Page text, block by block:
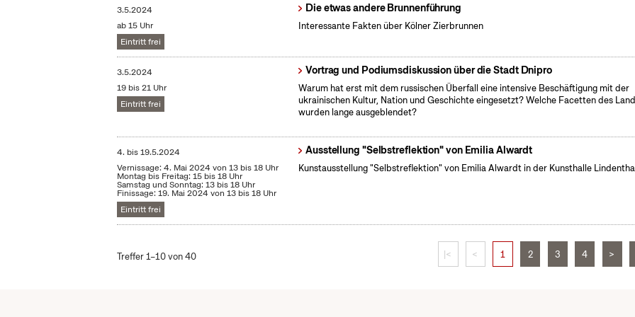
3.5.2024
ab 15 Uhr
Eintritt frei
Die etwas andere Brunnenführung
Interessante Fakten über Kölner Zierbrunnen
3.5.2024
19 bis 21 Uhr
Eintritt frei
Vortrag und Podiumsdiskussion über die Stadt Dnipro
Warum hat erst mit dem russischen Überfall eine intensive Beschäftigung mit der
ukrainischen Kultur, Nation und Geschichte eingesetzt? Welche Facetten des
wurden lange ausgeblendet?
4. bis19.5.2024
Vernissage: 4. Mai 2024 von 13 bis 18 Uhr
Montag bis Freitag: 15 bis 18 Uhr
Samstag und Sonntag: 13 bis 18 Uhr
Finissage: 19. Mai 2024 von 13 bis 18 Uhr
Eintritt frei
Ausstellung "Selbstreflektion" von Emilia Alwardt
Kunstausstellung "Selbstreflektion" von Emilia Alwardt in der Kunsthalle
Treffer 1–10 von 40 |< < 1 2 3 4 >